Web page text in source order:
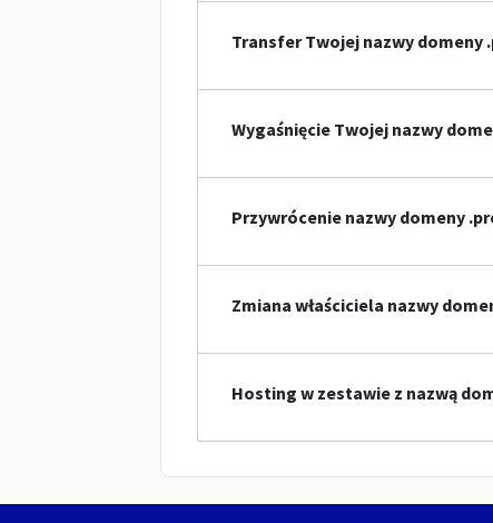
Transfer Twojej nazwy domeny
Wygaśnięcie Twojej nazwy
Przywrócenie nazwy domeny
Zmiana właściciela nazwy
Hosting w zestawie z nazwą